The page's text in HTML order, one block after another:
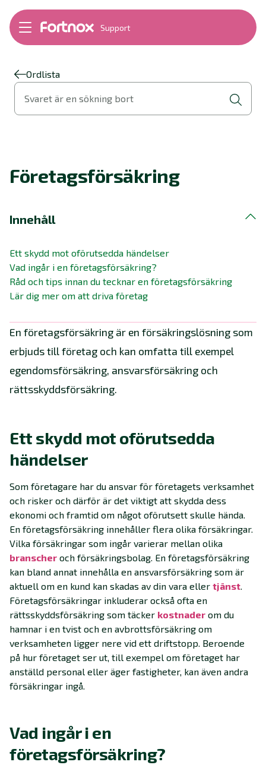
Support
Bokföring
Fakturering
Byt till Fortnox
Felsökning
Support Play
Ordlista
Svaret är en sökning bort
Företagsförsäkring
Innehåll
Ett skydd mot oförutsedda händelser
Vad ingår i en företagsförsäkring?
Råd och tips innan du tecknar en företagsförsäkring
Lär dig mer om att driva företag
En företagsförsäkring är en försäkringslösning som
erbjuds till företag och kan omfatta till exempel
egendomsförsäkring, ansvarsförsäkring och
rättsskyddsförsäkring.
Ett skydd mot oförutsedda
händelser
Som företagare har du ansvar för företagets verksamhet
och risker och därför är det viktigt att skydda dess
ekonomi och framtid om något oförutsett skulle hända.
En företagsförsäkring innehåller flera olika försäkringar.
Vilka försäkringar som ingår varierar mellan olika
branscher och försäkringsbolag. En företagsförsäkring
kan bland annat innehålla en ansvarsförsäkring som är
aktuell om en kund kan skadas av din vara eller tjänst.
Företagsförsäkringar inkluderar också ofta en
rättsskyddsförsäkring som täcker kostnader om du
hamnar i en tvist och en avbrottsförsäkring om
verksamheten ligger nere vid ett driftstopp. Beroende
på hur företaget ser ut, till exempel om företaget har
anställd personal eller äger fastigheter, kan även andra
försäkringar ingå.
Vad ingår i en
företagsförsäkring?